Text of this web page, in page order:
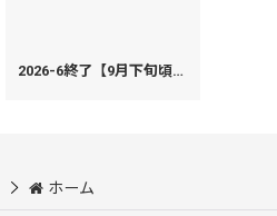
2026-6終了【9月下旬頃お届け】金唐柄 B6ノートカバー【予約会】［t］
ホーム